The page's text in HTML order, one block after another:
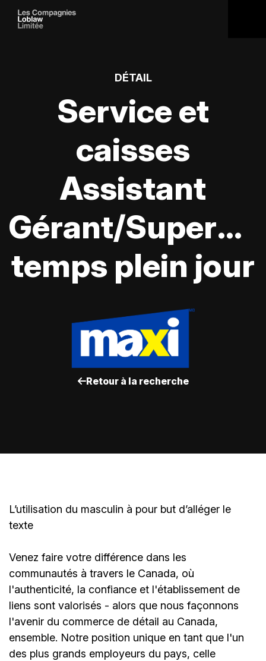
DÉTAIL
Service et
caisses
Assistant
Gérant/
temps plein jour
Retour à la recherche
L’utilisation du masculin à pour but d’alléger le
texte
Venez faire votre différence dans les
communautés à travers le Canada, où
l'authenticité, la confiance et l'établissement de
liens sont valorisés - alors que nous façonnons
l'avenir du commerce de détail au Canada,
ensemble. Notre position unique en tant que l'un
des plus grands employeurs du pays, celle